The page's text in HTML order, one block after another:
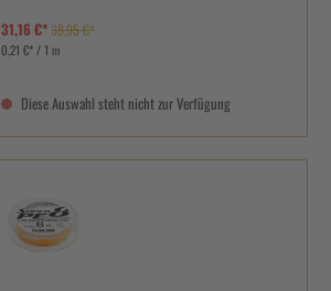
31,16 €*38,95 €*
0,21 €* / 1 m
Diese Auswahl steht nicht zur Verfügung